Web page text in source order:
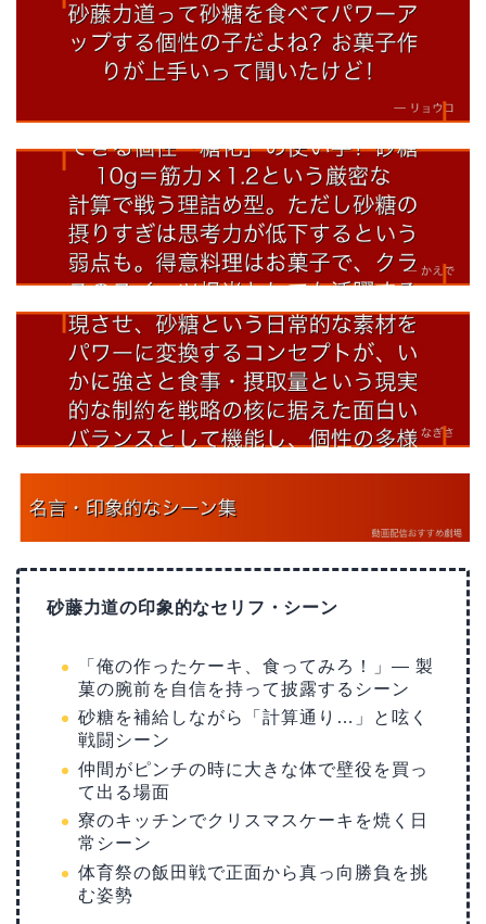
砂藤力道の印象的なセリフ・シーン
「俺の作ったケーキ、食ってみろ！」― 製
菓の腕前を自信を持って披露するシーン
砂糖を補給しながら「計算通り…」と呟く
戦闘シーン
仲間がピンチの時に大きな体で壁役を買っ
て出る場面
寮のキッチンでクリスマスケーキを焼く日
常シーン
体育祭の飯田戦で正面から真っ向勝負を挑
む姿勢